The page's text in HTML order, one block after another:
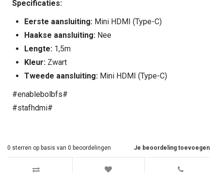
Specificaties:
Eerste aansluiting: Mini HDMI (Type-C)
Haakse aansluiting: Nee
Lengte: 1,5m
Kleur: Zwart
Tweede aansluiting: Mini HDMI (Type-C)
#enablebolbfs#
#stafhdmi#
Je beoordeling toevoegen
0 sterren op basis van 0 beoordelingen